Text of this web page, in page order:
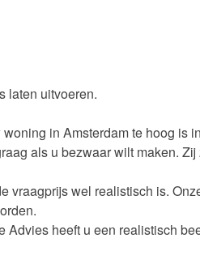
laten uitvoeren.
in Amsterdam te hoog is
als u bezwaar wilt maken.
vraagprijs wel realistisch is.
Advies heeft u een realistisch